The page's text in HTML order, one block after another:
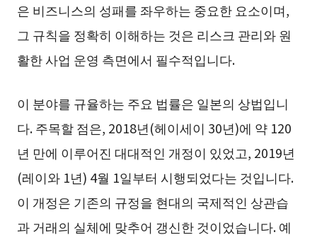
은 비즈니스의 성패를 좌우하는 중요한 요소이며,
그 규칙을 정확히 이해하는 것은 리스크 관리와 원
활한 사업 운영 측면에서 필수적입니다.
이 분야를 규율하는 주요 법률은 일본의 상법입니
다. 주목할 점은, 2018년(헤이세이 30년)에 약 120
년 만에 이루어진 대대적인 개정이 있었고, 2019년
(레이와 1년) 4월 1일부터 시행되었다는 것입니다.
이 개정은 기존의 규정을 현대의 국제적인 상관습
과 거래의 실체에 맞추어 갱신한 것이었습니다. 예